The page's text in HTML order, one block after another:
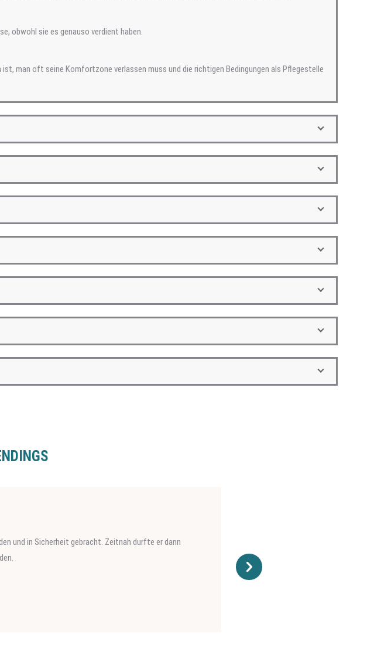
obwohl sie es genauso verdient haben.
man oft seine Komfortzone verlassen muss und die richtigen Bedingungen als Pflegestelle
und in Sicherheit gebracht. Zeitnah durfte er dann